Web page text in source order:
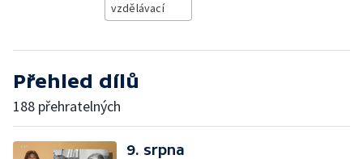
vzdělávací
Přehled dílů
188 přehratelných
9. srpna